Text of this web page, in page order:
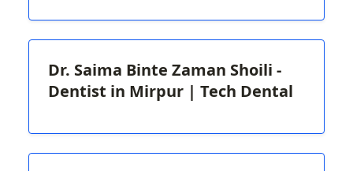
Dr. Saima Binte Zaman Shoili -
Dentist in Mirpur | Tech Dental